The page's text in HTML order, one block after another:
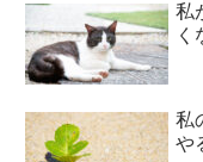
私
く
私
や